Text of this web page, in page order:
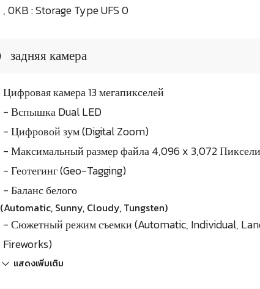
, 0KB : Storage Type UFS 0
задняя камера
Цифровая камера 13 мегапикселей
- Вспышка Dual LED
- Цифровой зум (Digital Zoom)
- Максимальный размер файла 4,096 x 3,072
- Геотегинг (Geo-Tagging)
- Баланс белого
(Automatic, Sunny, Cloudy, Tungsten)
- Сюжетный режим съемки (Automatic, Individual,
Fireworks)
แสดงเพิ่มเติม